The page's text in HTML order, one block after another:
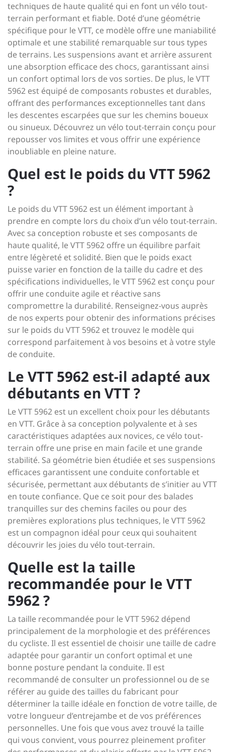
techniques de haute qualité qui en font un vélo tout-
terrain performant et fiable. Doté d’une géométrie
spécifique pour le VTT, ce modèle offre une maniabilité
optimale et une stabilité remarquable sur tous types
de terrains. Les suspensions avant et arrière assurent
une absorption efficace des chocs, garantissant ainsi
un confort optimal lors de vos sorties. De plus, le VTT
5962 est équipé de composants robustes et durables,
offrant des performances exceptionnelles tant dans
les descentes escarpées que sur les chemins boueux
ou sinueux. Découvrez un vélo tout-terrain conçu pour
repousser vos limites et vous offrir une expérience
inoubliable en pleine nature.
Quel est le poids du VTT 5962
?
Le poids du VTT 5962 est un élément important à
prendre en compte lors du choix d’un vélo tout-terrain.
Avec sa conception robuste et ses composants de
haute qualité, le VTT 5962 offre un équilibre parfait
entre légèreté et solidité. Bien que le poids exact
puisse varier en fonction de la taille du cadre et des
spécifications individuelles, le VTT 5962 est conçu pour
offrir une conduite agile et réactive sans
compromettre la durabilité. Renseignez-vous auprès
de nos experts pour obtenir des informations précises
sur le poids du VTT 5962 et trouvez le modèle qui
correspond parfaitement à vos besoins et à votre style
de conduite.
Le VTT 5962 est-il adapté aux
débutants en VTT ?
Le VTT 5962 est un excellent choix pour les débutants
en VTT. Grâce à sa conception polyvalente et à ses
caractéristiques adaptées aux novices, ce vélo tout-
terrain offre une prise en main facile et une grande
stabilité. Sa géométrie bien étudiée et ses suspensions
efficaces garantissent une conduite confortable et
sécurisée, permettant aux débutants de s’initier au VTT
en toute confiance. Que ce soit pour des balades
tranquilles sur des chemins faciles ou pour des
premières explorations plus techniques, le VTT 5962
est un compagnon idéal pour ceux qui souhaitent
découvrir les joies du vélo tout-terrain.
Quelle est la taille
recommandée pour le VTT
5962 ?
La taille recommandée pour le VTT 5962 dépend
principalement de la morphologie et des préférences
du cycliste. Il est essentiel de choisir une taille de cadre
adaptée pour garantir un confort optimal et une
bonne posture pendant la conduite. Il est
recommandé de consulter un professionnel ou de se
référer au guide des tailles du fabricant pour
déterminer la taille idéale en fonction de votre taille, de
votre longueur d’entrejambe et de vos préférences
personnelles. Une fois que vous avez trouvé la taille
qui vous convient, vous pourrez pleinement profiter